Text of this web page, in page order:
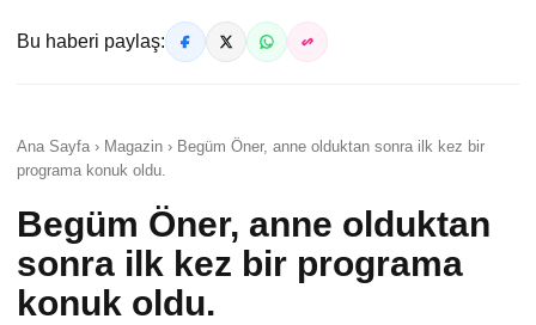
Bu haberi paylaş:
Ana Sayfa › Magazin › Begüm Öner, anne olduktan sonra ilk kez bir
programa konuk oldu.
Begüm Öner, anne olduktan
sonra ilk kez bir programa
konuk oldu.